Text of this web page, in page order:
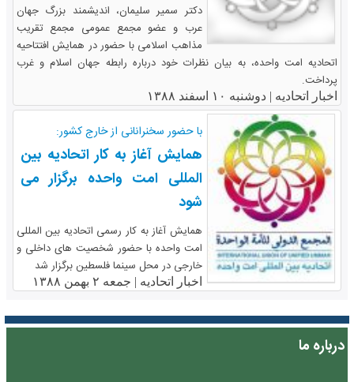
دکتر سمیر سلیمان، اندیشمند بزرگ جهان
عرب و عضو مجمع عمومی مجمع تقریب
مذاهب اسلامی با حضور در همایش افتتاحیه
اتحادیه امت واحده، به بیان نظرات خود درباره رابطه جهان اسلام و غرب
پرداخت.
اخبار اتحادیه | دوشنبه ۱۰ اسفند ۱۳۸۸
با حضور سخنرانانی از خارج کشور:
همایش آغاز به کار اتحادیه بین
المللی امت واحده برگزار می
شود
همایش آغاز به کار رسمی اتحادیه بین المللی
امت واحده با حضور شخصیت های داخلی و
خارجی در محل سینما فلسطین برگزار شد
اخبار اتحادیه | جمعه ۲ بهمن ۱۳۸۸
درباره ما